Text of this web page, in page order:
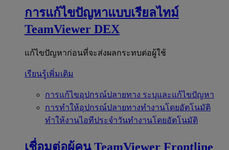
การแก้ไขปัญหาแบบเรียลไทม์
TeamViewer DEX
แก้ไขปัญหาก่อนที่จะส่งผลกระทบต่อผู้ใช้
เรียนรู้เพิ่มเติม
การแก้ไขอุปกรณ์ปลายทาง ระบุและแก้ไขปัญหา
การทำให้อุปกรณ์ปลายทางทำงานโดยอัตโนมัติ
ทำให้งานไอทีประจำวันทำงานโดยอัตโนมัติ
เชื่อมต่อผู้คน TeamViewer Frontline